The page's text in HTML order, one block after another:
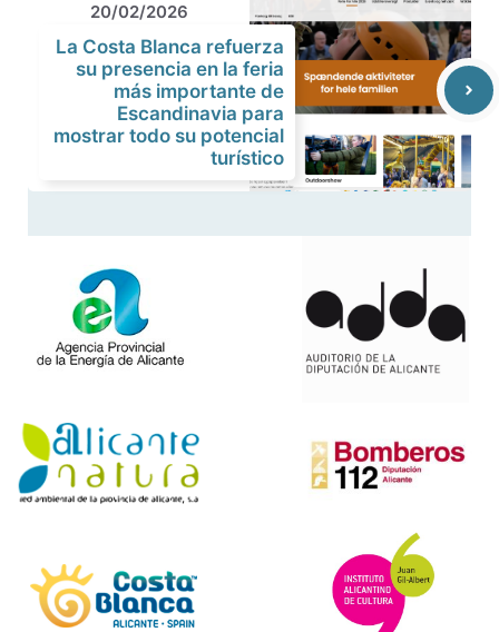
20/02/2026
La Costa Blanca refuerza
su presencia en la feria
más importante de
Escandinavia para
mostrar todo su potencial
turístico